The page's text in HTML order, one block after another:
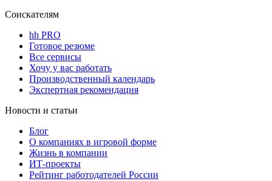
Соискателям
hh PRO
Готовое резюме
Все сервисы
Хочу у вас работать
Производственный календарь
Экспертная рекомендация
Новости и статьи
Блог
О компаниях в игровой форме
Жизнь в компании
ИТ-проекты
Рейтинг работодателей России